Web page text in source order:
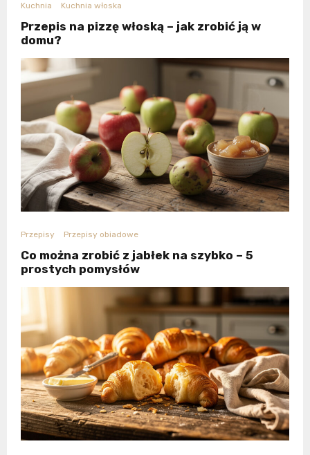
Kuchnia Kuchnia włoska
Przepis na pizzę włoską – jak zrobić ją w
domu?
Przepisy Przepisy obiadowe
Co można zrobić z jabłek na szybko – 5
prostych pomysłów